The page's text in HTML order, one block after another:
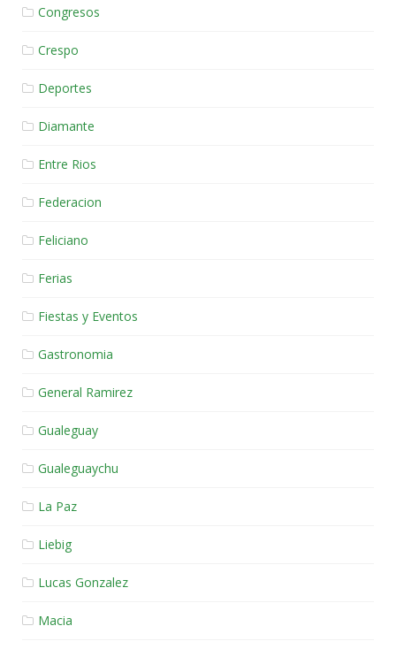
Congresos
Crespo
Deportes
Diamante
Entre Rios
Federacion
Feliciano
Ferias
Fiestas y Eventos
Gastronomia
General Ramirez
Gualeguay
Gualeguaychu
La Paz
Liebig
Lucas Gonzalez
Macia